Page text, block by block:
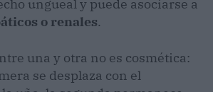
ungueal y puede asociarse a
o renales.
una y otra no es cosmética:
se desplaza con el